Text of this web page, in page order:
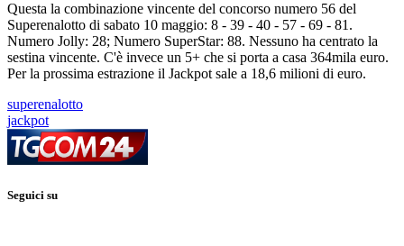
Questa la combinazione vincente del concorso numero 56 del
Superenalotto di sabato 10 maggio: 8 - 39 - 40 - 57 - 69 - 81.
Numero Jolly: 28; Numero SuperStar: 88. Nessuno ha centrato la
sestina vincente. C'è invece un 5+ che si porta a casa 364mila euro.
Per la prossima estrazione il Jackpot sale a 18,6 milioni di euro.
superenalotto
jackpot
Seguici su